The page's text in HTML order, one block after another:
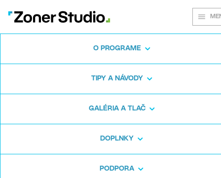
O PROGRAME
TIPY A NÁVODY
GALÉRIA A TLAČ
DOPLNKY
PODPORA
Na každej
snímke záleží